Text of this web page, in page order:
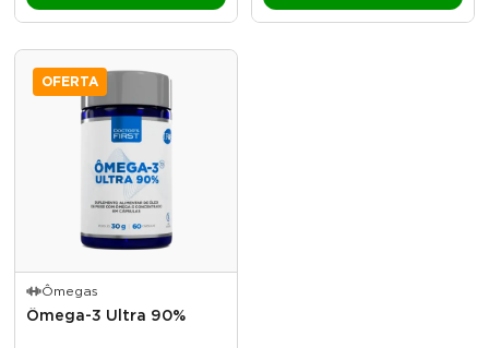
OFERTA
Ômegas
Ômega-3 Ultra 90%